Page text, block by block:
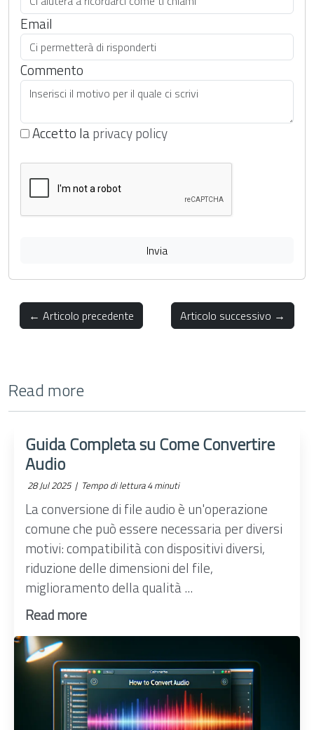
Email
Commento
Accetto laprivacy policy
Invia
← Articolo precedente Articolo successivo →
Read more
Guida Completa su Come Convertire
Audio
28 Jul 2025 | Tempo di lettura 4 minuti
La conversione di file audio è un'operazione
comune che può essere necessaria per diversi
motivi: compatibilità con dispositivi diversi,
riduzione delle dimensioni del file,
miglioramento della qualità ...
Read more